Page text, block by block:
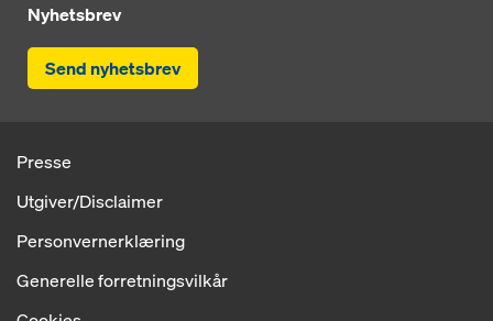
Nyhetsbrev
Send nyhetsbrev
Presse
Utgiver/Disclaimer
Personvernerklæring
Generelle forretningsvilkår